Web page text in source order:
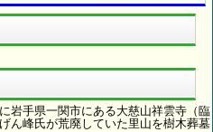
岩手県一関市にある大慈山祥雲寺（臨
ん峰氏が荒廃していた里山を樹木葬墓